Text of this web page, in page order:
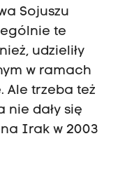
Sojuszu
te
udzieliły
w ramach
Ale trzeba też
nie dały się
Irak w 2003